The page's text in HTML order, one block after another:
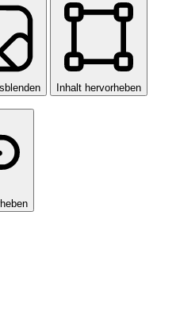
Inhalt hervorheben